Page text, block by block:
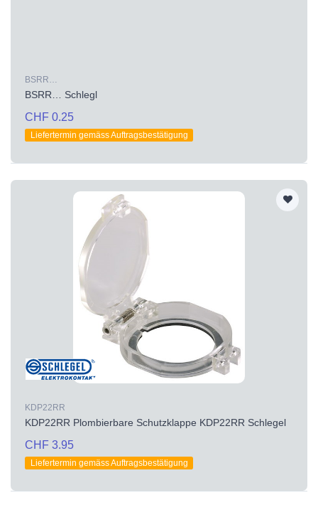
BSRR…
BSRR… Schlegl
CHF 0.25
Liefertermin gemäss Auftragsbestätigung
KDP22RR
KDP22RR Plombierbare Schutzklappe KDP22RR Schlegel
CHF 3.95
Liefertermin gemäss Auftragsbestätigung